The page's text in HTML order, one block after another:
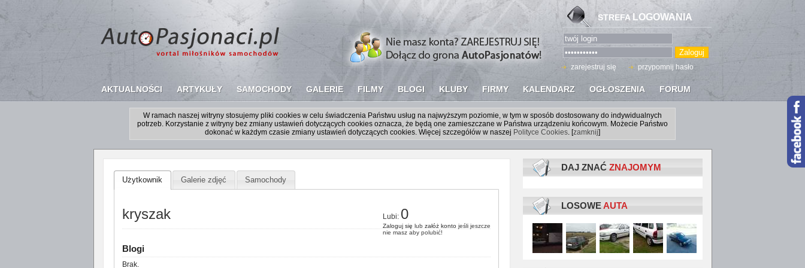
AKTUALNOŚCI ARTYKUŁY SAMOCHODY GALERIE FILMY BLOGI KLUBY FIRMY KALENDARZ OGŁOSZENIA FORUM
STREFA LOGOWANIA
zarejestruj się przypomnij hasło
W ramach naszej witryny stosujemy pliki cookies w celu świadczenia Państwu usług na najwyższym poziomie, w tym w sposób dostosowany do indywidualnych
potrzeb. Korzystanie z witryny bez zmiany ustawień dotyczących cookies oznacza, że będą one zamieszczane w Państwa urządzeniu końcowym. Możecie Państwo
dokonać w każdym czasie zmiany ustawień dotyczących cookies. Więcej szczegółów w naszej Polityce Cookies. [zamknij]
Użytkownik Galerie zdjęć Samochody
kryszak Lubi: 0
Zaloguj się lub załóż kontojeśli jeszcze
nie masz aby polubić!
Blogi
Brak.
DAJ ZNAĆ ZNAJOMYM
LOSOWEAUTA